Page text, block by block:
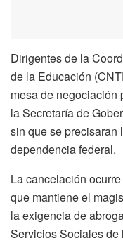
Dirigentes de la
de la Educación
mesa de negociación
la Secretaría de
sin que se precisaran
dependencia federal.
La cancelación
que mantiene el
la exigencia de
Servicios Sociales